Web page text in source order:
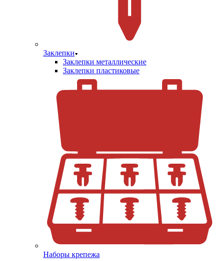
Заклепки
Заклепки металлические
Заклепки пластиковые
Наборы крепежа